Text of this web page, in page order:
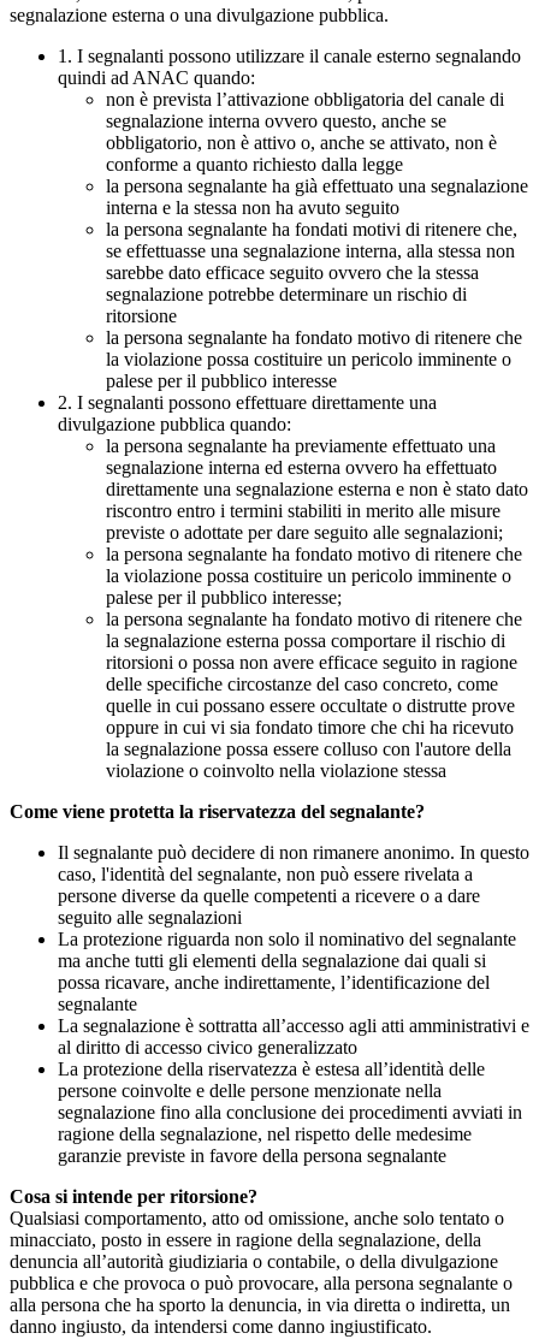
segnalazione esterna o una divulgazione pubblica.
1. I segnalanti possono utilizzare il canale esterno segnalando
quindi ad ANAC quando:
non è prevista l’attivazione obbligatoria del canale di
segnalazione interna ovvero questo, anche se
obbligatorio, non è attivo o, anche se attivato, non è
conforme a quanto richiesto dalla legge
la persona segnalante ha già effettuato una segnalazione
interna e la stessa non ha avuto seguito
la persona segnalante ha fondati motivi di ritenere che,
se effettuasse una segnalazione interna, alla stessa non
sarebbe dato efficace seguito ovvero che la stessa
segnalazione potrebbe determinare un rischio di
ritorsione
la persona segnalante ha fondato motivo di ritenere che
la violazione possa costituire un pericolo imminente o
palese per il pubblico interesse
2. I segnalanti possono effettuare direttamente una
divulgazione pubblica quando:
la persona segnalante ha previamente effettuato una
segnalazione interna ed esterna ovvero ha effettuato
direttamente una segnalazione esterna e non è stato dato
riscontro entro i termini stabiliti in merito alle misure
previste o adottate per dare seguito alle segnalazioni;
la persona segnalante ha fondato motivo di ritenere che
la violazione possa costituire un pericolo imminente o
palese per il pubblico interesse;
la persona segnalante ha fondato motivo di ritenere che
la segnalazione esterna possa comportare il rischio di
ritorsioni o possa non avere efficace seguito in ragione
delle specifiche circostanze del caso concreto, come
quelle in cui possano essere occultate o distrutte prove
oppure in cui vi sia fondato timore che chi ha ricevuto
la segnalazione possa essere colluso con l'autore della
violazione o coinvolto nella violazione stessa
Come viene protetta la riservatezza del segnalante?
Il segnalante può decidere di non rimanere anonimo. In questo
caso, l'identità del segnalante, non può essere rivelata a
persone diverse da quelle competenti a ricevere o a dare
seguito alle segnalazioni
La protezione riguarda non solo il nominativo del segnalante
ma anche tutti gli elementi della segnalazione dai quali si
possa ricavare, anche indirettamente, l’identificazione del
segnalante
La segnalazione è sottratta all’accesso agli atti amministrativi e
al diritto di accesso civico generalizzato
La protezione della riservatezza è estesa all’identità delle
persone coinvolte e delle persone menzionate nella
segnalazione fino alla conclusione dei procedimenti avviati in
ragione della segnalazione, nel rispetto delle medesime
garanzie previste in favore della persona segnalante
Cosa si intende per ritorsione?
Qualsiasi comportamento, atto od omissione, anche solo tentato o
minacciato, posto in essere in ragione della segnalazione, della
denuncia all’autorità giudiziaria o contabile, o della divulgazione
pubblica e che provoca o può provocare, alla persona segnalante o
alla persona che ha sporto la denuncia, in via diretta o indiretta, un
danno ingiusto, da intendersi come danno ingiustificato.